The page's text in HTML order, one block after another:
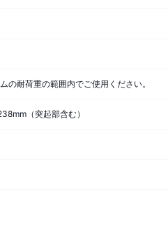
耐荷重の範囲内でご使用ください。
（突起部含む）